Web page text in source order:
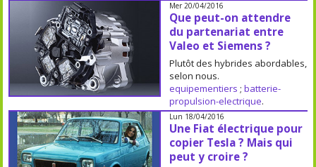
Mer 20/04/2016
Que peut-on attendre
du partenariat entre
Valeo et Siemens ?
Plutôt des hybrides abordables,
selon nous.
equipementiers ; batterie-
propulsion-electrique.
Lun 18/04/2016
Une Fiat électrique pour
copier Tesla ? Mais qui
peut y croire ?